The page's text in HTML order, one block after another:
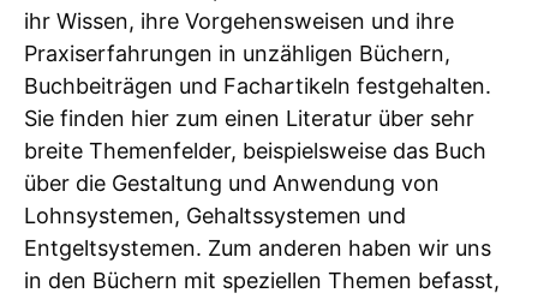
ihr Wissen, ihre Vorgehensweisen und ihre
Praxiserfahrungen in unzähligen Büchern,
Buchbeiträgen und Fachartikeln festgehalten.
Sie finden hier zum einen Literatur über sehr
breite Themenfelder, beispielsweise das Buch
über die Gestaltung und Anwendung von
Lohnsystemen, Gehaltssystemen und
Entgeltsystemen. Zum anderen haben wir uns
in den Büchern mit speziellen Themen befasst,